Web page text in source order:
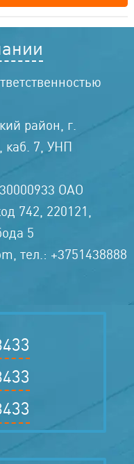
район, г.
каб. 7, УНП
ОАО
742, 220121,
5
тел.: +3751438888